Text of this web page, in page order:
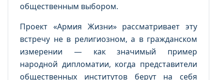
общественным выбором.
Проект «Армия Жизни» рассматривает эту
встречу не в религиозном, а в гражданском
измерении — как значимый пример
народной дипломатии, когда представители
общественных институтов берут на себя